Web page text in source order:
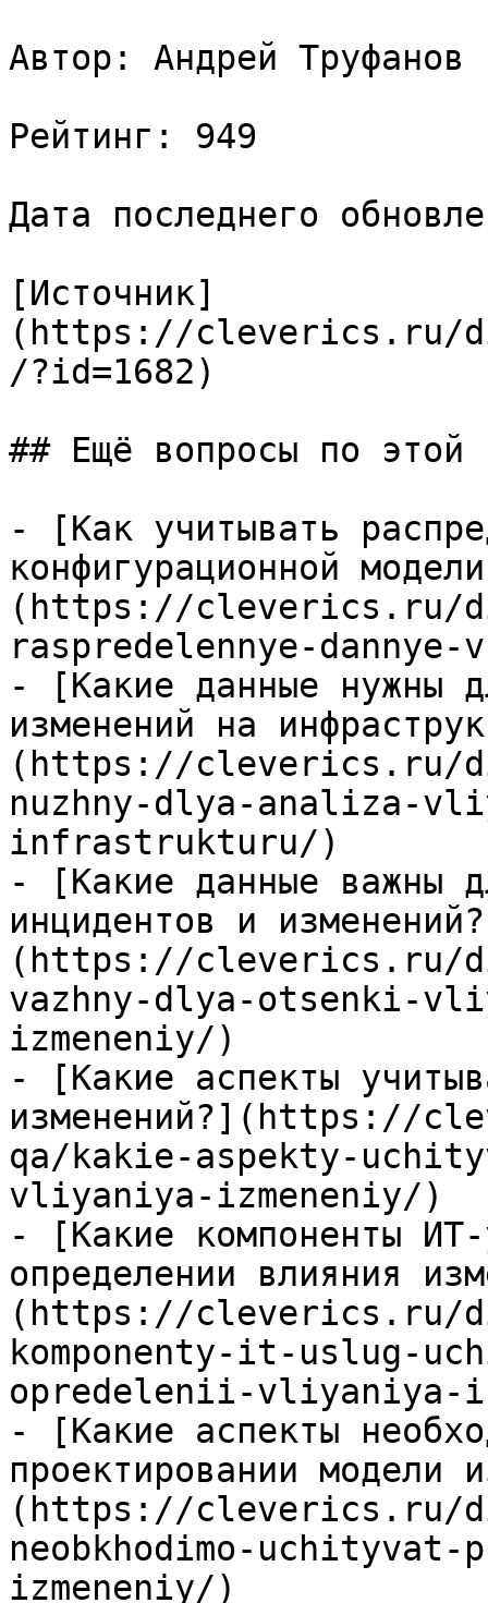
Автор: Андрей Труфанов
Рейтинг: 949
Дата последнего
[Источник]
(https://cleverics.ru/
/?id=1682)
## Ещё вопросы по этой
- [Как учитывать
конфигурационной
(https://cleverics.ru/
raspredelennye-
- [Какие данные нужны
изменений на
(https://cleverics.ru/
nuzhny-dlya-analiza-
infrastrukturu/)
- [Какие данные важны
инцидентов и
(https://cleverics.ru/
vazhny-dlya-otsenki-
izmeneniy/)
- [Какие аспекты
изменений?](https://
qa/kakie-aspekty-
vliyaniya-izmeneniy/)
- [Какие компоненты ИТ-
определении влияния
(https://cleverics.ru/
komponenty-it-uslug-
opredelenii-vliyaniya-
- [Какие аспекты
проектировании модели
(https://cleverics.ru/
neobkhodimo-
izmeneniy/)